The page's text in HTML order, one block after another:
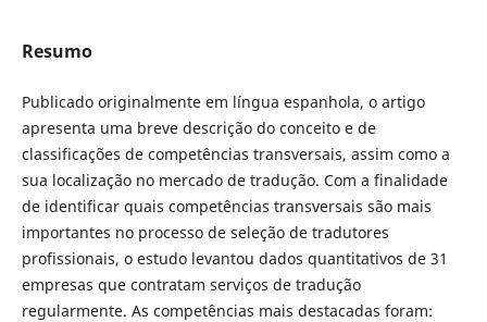
Resumo
Publicado originalmente em língua espanhola, o artigo
apresenta uma breve descrição do conceito e de
classificações de competências transversais, assim como a
sua localização no mercado de tradução. Com a finalidade
de identificar quais competências transversais são mais
importantes no processo de seleção de tradutores
profissionais, o estudo levantou dados quantitativos de 31
empresas que contratam serviços de tradução
regularmente. As competências mais destacadas foram: